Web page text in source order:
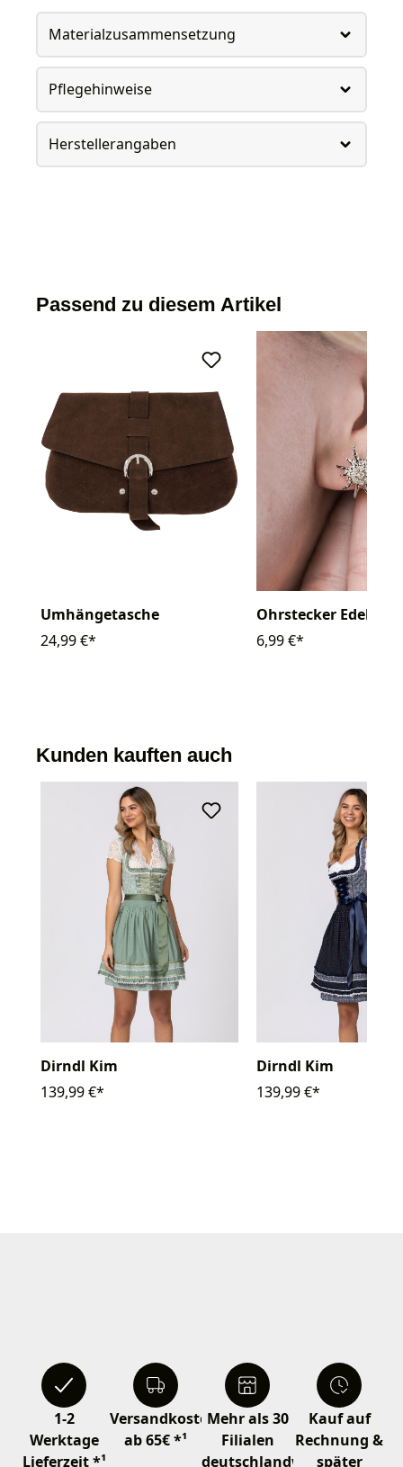
Materialzusammensetzung
Pflegehinweise
Herstellerangaben
Passend zu diesem Artikel
Umhängetasche
24,99 €*
Ohrstecker
6,99 €*
Kunden kauften auch
Dirndl Kim
139,99 €*
Dirndl Kim
139,99 €*
1-2
Werktage
Lieferzeit *¹
Versandkostenfrei
ab 65€ *¹
Mehr als 30
Filialen
deutschlandweit
Kauf auf
Rechnung &
später